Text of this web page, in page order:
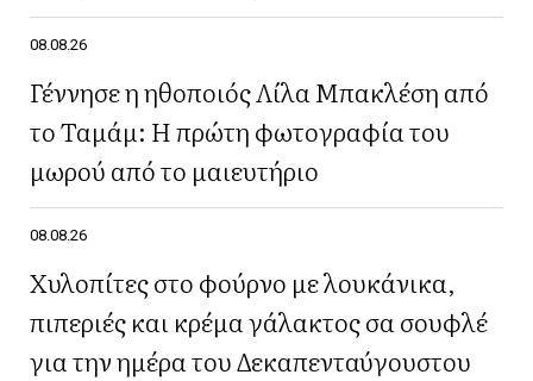
08.08.26
Γέννησε η ηθοποιός Λίλα Μπακλέση από
το Ταμάμ: Η πρώτη φωτογραφία του
μωρού από το μαιευτήριο
08.08.26
Χυλοπίτες στο φούρνο με λουκάνικα,
πιπεριές και κρέμα γάλακτος σα σουφλέ
για την ημέρα του Δεκαπενταύγουστου